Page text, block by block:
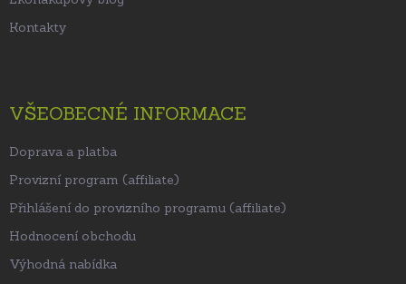
Kontakty
VŠEOBECNÉ INFORMACE
Doprava a platba
Provizní program (affiliate)
Přihlášení do provizního programu (affiliate)
Hodnocení obchodu
Výhodná nabídka